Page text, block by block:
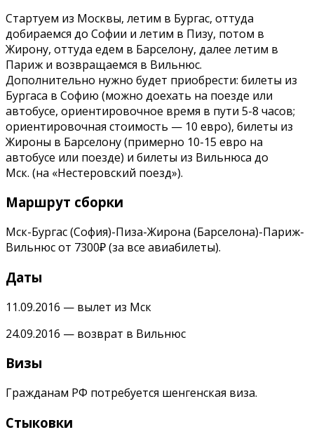
Стартуем из Москвы, летим в Бургас, оттуда
добираемся до Софии и летим в Пизу, потом в
Жирону, оттуда едем в Барселону, далее летим в
Париж и возвращаемся в Вильнюс.
Дополнительно нужно будет приобрести: билеты из
Бургаса в Софию (можно доехать на поезде или
автобусе, ориентировочное время в пути 5-8 часов;
ориентировочная стоимость — 10 евро), билеты из
Жироны в Барселону (примерно 10-15 евро на
автобусе или поезде) и билеты из Вильнюса до
Мск. (на «Нестеровский поезд»).
Маршрут сборки
Мск-Бургас (София)-Пиза-Жирона (Барселона)-Париж-
Вильнюс от 7300₽ (за все авиабилеты).
Даты
11.09.2016 — вылет из Мск
24.09.2016 — возврат в Вильнюс
Визы
Гражданам РФ потребуется шенгенская виза.
Стыковки